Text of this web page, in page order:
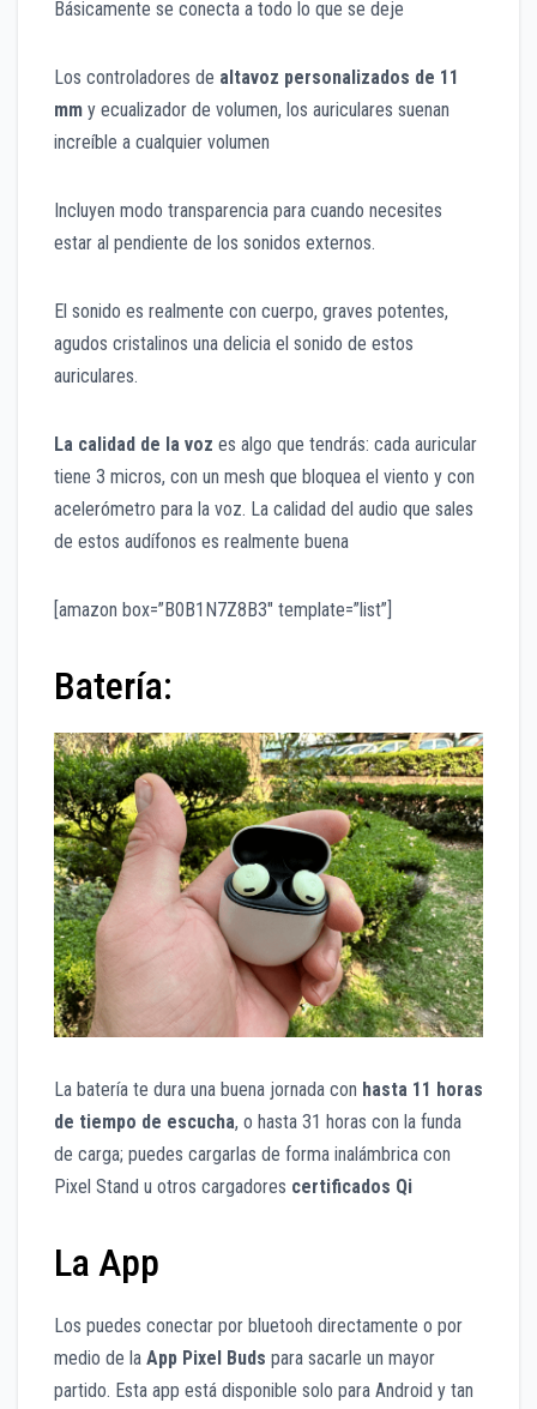
Básicamente se conecta a todo lo que se deje
Los controladores de altavoz personalizados de 11
mm y ecualizador de volumen, los auriculares suenan
increíble a cualquier volumen
Incluyen modo transparencia para cuando necesites
estar al pendiente de los sonidos externos.
El sonido es realmente con cuerpo, graves potentes,
agudos cristalinos una delicia el sonido de estos
auriculares.
La calidad de la voz es algo que tendrás: cada auricular
tiene 3 micros, con un mesh que bloquea el viento y con
acelerómetro para la voz. La calidad del audio que sales
de estos audífonos es realmente buena
[amazon box=”B0B1N7Z8B3″ template=”list”]
Batería:
La batería te dura una buena jornada con hasta 11 horas
de tiempo de escucha, o hasta 31 horas con la funda
de carga; puedes cargarlas de forma inalámbrica con
Pixel Stand u otros cargadores certificados Qi
La App
Los puedes conectar por bluetooh directamente o por
medio de la App Pixel Buds para sacarle un mayor
partido. Esta app está disponible solo para Android y tan